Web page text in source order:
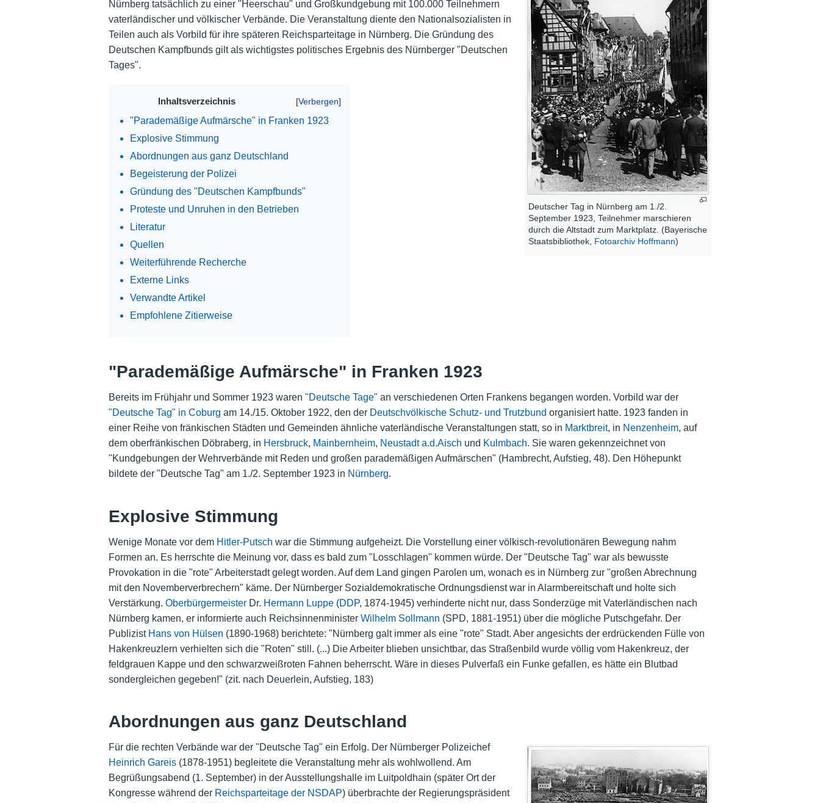
Nutzungshinweise
Deutscher Tag in Nürnberg am 1./2.
September 1923, Teilnehmer marschieren
durch die Altstadt zum Marktplatz. (Bayerische
Staatsbibliothek, Fotoarchiv Hoffmann)
Nürnberg tatsächlich zu einer "Heerschau" und Großkundgebung mit 100.000 Teilnehmern
vaterländischer und völkischer Verbände. Die Veranstaltung diente den Nationalsozialisten in
Teilen auch als Vorbild für ihre späteren Reichsparteitage in Nürnberg. Die Gründung des
Deutschen Kampfbunds gilt als wichtigstes politisches Ergebnis des Nürnberger "Deutschen
Tages".
Inhaltsverzeichnis
"Parademäßige Aufmärsche" in Franken 1923
Explosive Stimmung
Abordnungen aus ganz Deutschland
Begeisterung der Polizei
Gründung des "Deutschen Kampfbunds"
Proteste und Unruhen in den Betrieben
Literatur
Quellen
Weiterführende Recherche
Externe Links
Verwandte Artikel
Empfohlene Zitierweise
"Parademäßige Aufmärsche" in Franken 1923
Bereits im Frühjahr und Sommer 1923 waren "Deutsche Tage" an verschiedenen Orten Frankens begangen worden. Vorbild war der
"Deutsche Tag" in Coburg am 14./15. Oktober 1922, den der Deutschvölkische Schutz- und Trutzbund organisiert hatte. 1923 fanden in
einer Reihe von fränkischen Städten und Gemeinden ähnliche vaterländische Veranstaltungen statt, so in Marktbreit, in Nenzenheim, auf
dem oberfränkischen Döbraberg, in Hersbruck, Mainbernheim, Neustadt a.d.Aisch und Kulmbach. Sie waren gekennzeichnet von
"Kundgebungen der Wehrverbände mit Reden und großen parademäßigen Aufmärschen" (Hambrecht, Aufstieg, 48). Den Höhepunkt
bildete der "Deutsche Tag" am 1./2. September 1923 in Nürnberg.
Explosive Stimmung
Wenige Monate vor dem Hitler-Putsch war die Stimmung aufgeheizt. Die Vorstellung einer völkisch-revolutionären Bewegung nahm
Formen an. Es herrschte die Meinung vor, dass es bald zum "Losschlagen" kommen würde. Der "Deutsche Tag" war als bewusste
Provokation in die "rote" Arbeiterstadt gelegt worden. Auf dem Land gingen Parolen um, wonach es in Nürnberg zur "großen Abrechnung
mit den Novemberverbrechern" käme. Der Nürnberger Sozialdemokratische Ordnungsdienst war in Alarmbereitschaft und holte sich
Verstärkung. OberbürgermeisterDr. Hermann Luppe(DDP, 1874-1945) verhinderte nicht nur, dass Sonderzüge mit Vaterländischen nach
Nürnberg kamen, er informierte auch Reichsinnenminister Wilhelm Sollmann (SPD, 1881-1951) über die mögliche Putschgefahr. Der
Publizist Hans von Hülsen (1890-1968) berichtete: "Nürnberg galt immer als eine "rote" Stadt. Aber angesichts der erdrückenden Fülle von
Hakenkreuzlern verhielten sich die "Roten" still. (...) Die Arbeiter blieben unsichtbar, das Straßenbild wurde völlig vom Hakenkreuz, der
feldgrauen Kappe und den schwarzweißroten Fahnen beherrscht. Wäre in dieses Pulverfaß ein Funke gefallen, es hätte ein Blutbad
sondergleichen gegeben!" (zit. nach Deuerlein, Aufstieg, 183)
Abordnungen aus ganz Deutschland
Für die rechten Verbände war der "Deutsche Tag" ein Erfolg. Der Nürnberger Polizeichef
Heinrich Gareis(1878-1951) begleitete die Veranstaltung mehr als wohlwollend. Am
Begrüßungsabend (1. September) in der Ausstellungshalle im Luitpoldhain (später Ort der
Kongresse während der Reichsparteitage der NSDAP) überbrachte der Regierungspräsident